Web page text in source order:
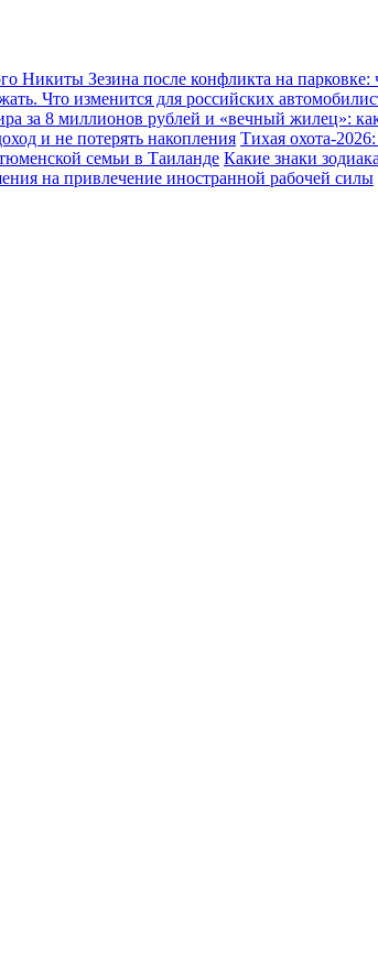
Никиты Зезина после конфликта на парковке:
Что изменится для российских
за 8 миллионов рублей и «вечный жилец»:
и не потерять накопления Тихая охота-
семьи в Таиланде Какие знаки
на привлечение иностранной рабочей силы